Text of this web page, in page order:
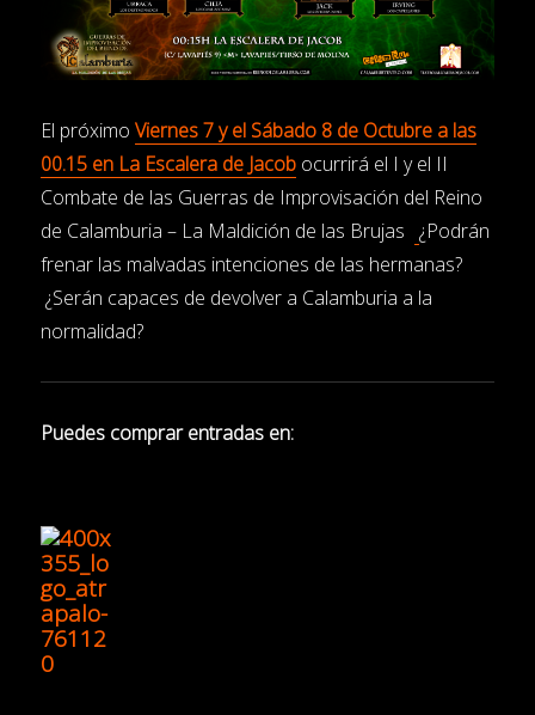
El próximoViernes 7 y el Sábado 8 de Octubre a las
00.15 en La Escalera de Jacob ocurrirá el I y el II
Combate de las Guerras de Improvisación del Reino
de Calamburia – La Maldición de las Brujas
¿Podrán
frenar las malvadas intenciones de las hermanas?
¿Serán capaces de devolver a Calamburia a la
normalidad?
Puedes comprar entradas en: